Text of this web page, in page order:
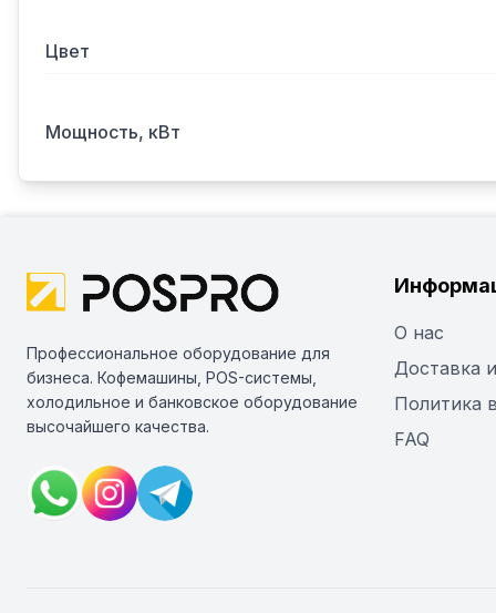
Цвет
Мощность, кВт
Профессиональное оборудование для
бизнеса. Кофемашины, POS-системы,
холодильное и банковское оборудование
высочайшего качества.
О нас
Доставка
Политика
FAQ